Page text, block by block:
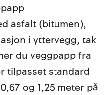
asfalt (bitumen),
i yttervegg, tak
du veggpapp fra
tilpasset standard
og 1,25 meter på